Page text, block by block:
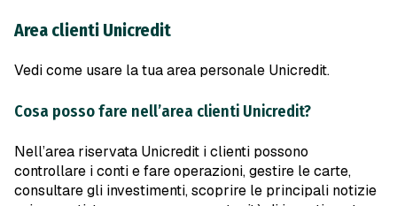
Area clienti Unicredit
Vedi come usare la tua area personale Unicredit.
Cosa posso fare nell’area clienti Unicredit?
Nell’area riservata Unicredit i clienti possono
controllare i conti e fare operazioni, gestire le carte,
consultare gli investimenti, scoprire le principali notizie